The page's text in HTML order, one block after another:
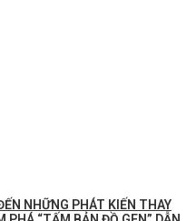
NHỮNG PHÁT KIẾN THAY